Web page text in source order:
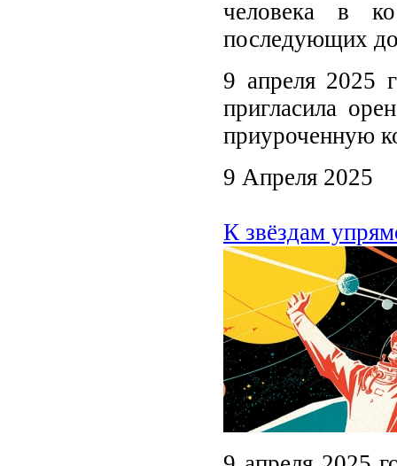
человека в
последующих
9 апреля 2025
пригласила
приуроченную
9 Апреля 2025
К звёздам